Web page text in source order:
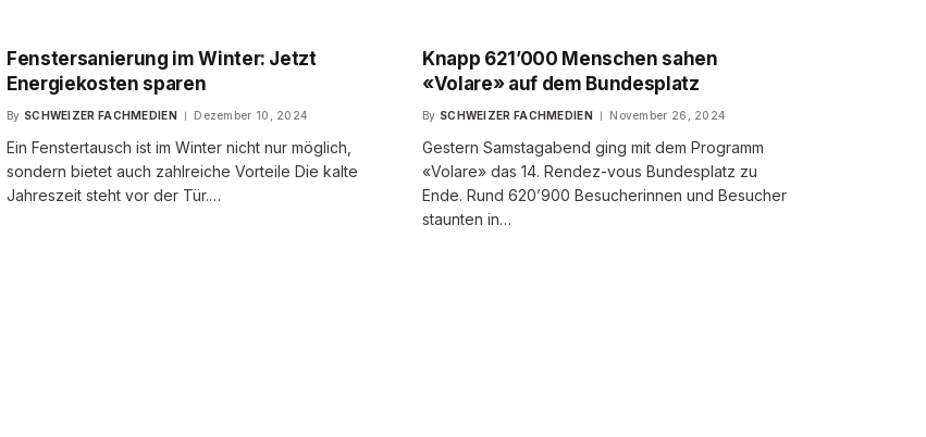
Fenstersanierung im Winter: Jetzt
Energiekosten sparen
By SCHWEIZER FACHMEDIEN Dezember 10, 2024
Ein Fenstertausch ist im Winter nicht nur möglich,
sondern bietet auch zahlreiche Vorteile Die kalte
Jahreszeit steht vor der Tür.…
Knapp 621’000 Menschen sahen
«Volare» auf dem Bundesplatz
By SCHWEIZER FACHMEDIEN November 26, 2024
Gestern Samstagabend ging mit dem Programm
«Volare» das 14. Rendez-vous Bundesplatz zu
Ende. Rund 620’900 Besucherinnen und Besucher
staunten in…